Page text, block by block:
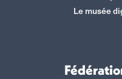
Le musée